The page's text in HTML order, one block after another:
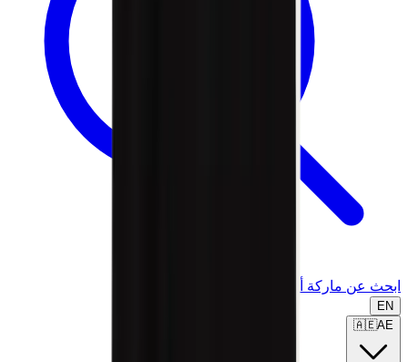
ابحث عن ماركة أو موديل...
EN
🇦🇪AE